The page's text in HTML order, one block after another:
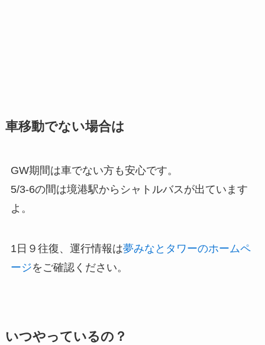
車移動でない場合は
GW期間は車でない方も安心です。
5/3-6の間は境港駅からシャトルバスが出ています
よ。
1日９往復、運行情報は夢みなとタワーのホームペ
ージをご確認ください。
いつやっているの？